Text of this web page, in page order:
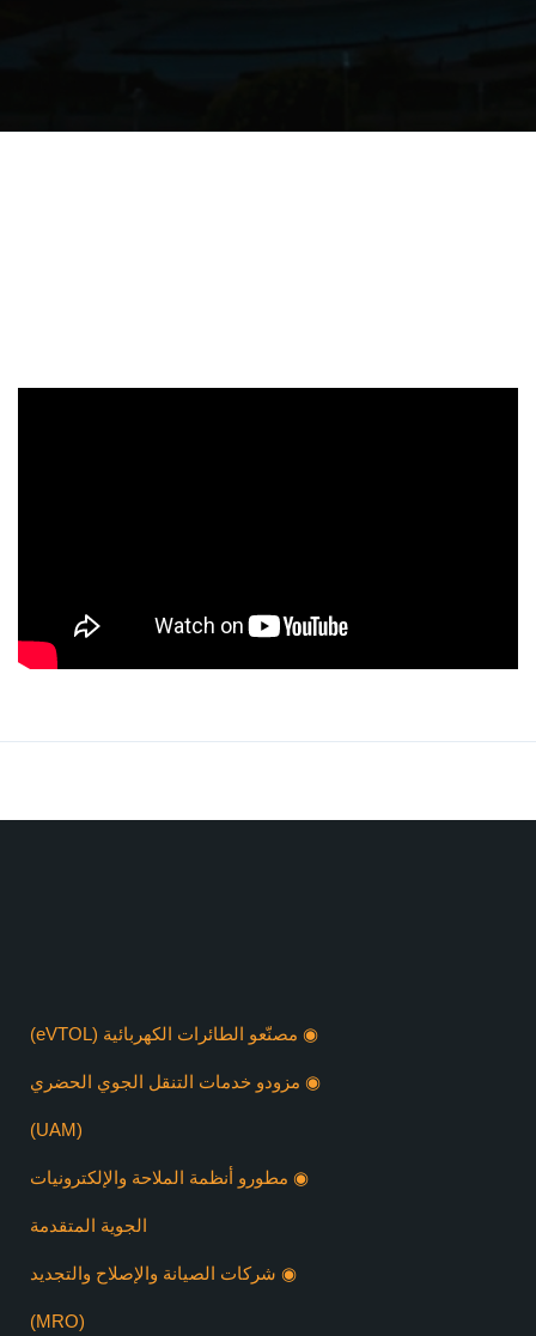
◉ مصنّعو الطائرات الكهربائية (eVTOL)
◉ مزودو خدمات التنقل الجوي الحضري
(UAM)
◉ مطورو أنظمة الملاحة والإلكترونيات
الجوية المتقدمة
◉ شركات الصيانة والإصلاح والتجديد
(MRO)